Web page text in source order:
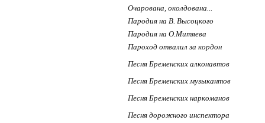
Очарована, околдована...
Пародия на В. Высоцкого
Пародия на О.Митяева
Пароход отвалил за кордон
Песня Бременских алконавтов
Песня Бременских музыкантов
Песня Бременских наркоманов
Песня дорожного инспектора